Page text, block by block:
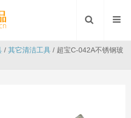
/其它清洁工具 / 超宝C-042A不锈钢玻